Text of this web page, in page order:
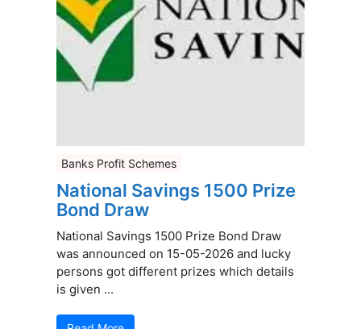
Banks Profit Schemes
National Savings 1500 Prize
Bond Draw
National Savings 1500 Prize Bond Draw
was announced on 15-05-2026 and lucky
persons got different prizes which details
is given ...